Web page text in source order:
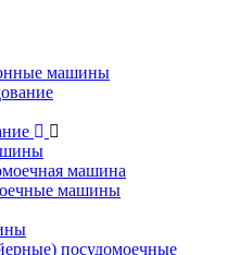
машины
машина
машины
посудомоечные